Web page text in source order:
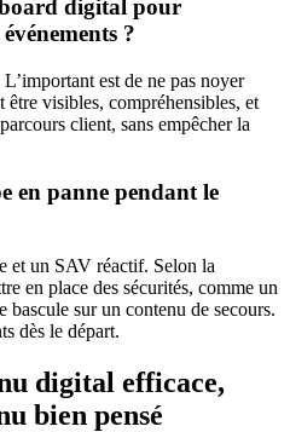
digital pour
?
est de ne pas noyer
visibles, compréhensibles, et
client, sans empêcher la
en panne pendant le
et un SAV réactif. Selon la
en place des sécurités, comme un
bascule sur un contenu de secours.
dès le départ.
digital efficace,
bien pensé